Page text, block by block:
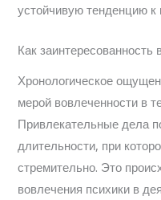
устойчивую тенденцию к
Как
Хронологическое
мерой вовлеченности в
Привлекательные дела
длительности, при
стремительно. Это
вовлечения психики в